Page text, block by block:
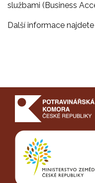
službami (Business
Další informace najdete